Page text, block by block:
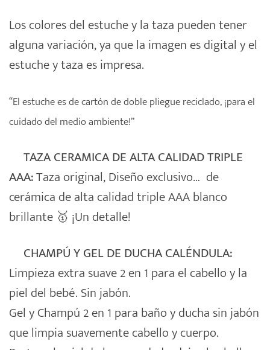
Los colores del estuche y la taza pueden tener
alguna variación, ya que la imagen es digital y el
estuche y taza es impresa.
“El estuche es de cartón de doble pliegue reciclado, ¡para el
cuidado del medio ambiente!”
TAZA CERAMICA DE ALTA CALIDAD TRIPLE
AAA:Taza original, Diseño exclusivo… de
cerámica de alta calidad triple AAA blanco
brillante 🥇 ¡Un detalle!
CHAMPÚ Y GEL DE DUCHA CALÉNDULA:
Limpieza extra suave 2 en 1 para el cabello y la
piel del bebé. Sin jabón.
Gel y Champú 2 en 1 para baño y ducha sin jabón
que limpia suavemente cabello y cuerpo.